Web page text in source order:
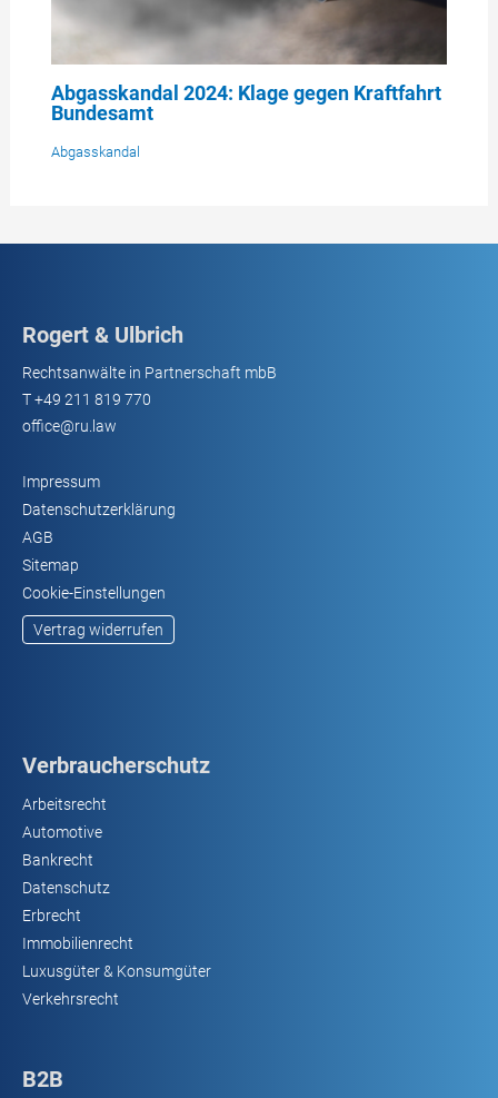
Abgasskandal 2024: Klage gegen Kraftfahrt
Bundesamt
Abgasskandal
Rogert & Ulbrich
Rechtsanwälte in Partnerschaft mbB
T+49 211 819 770
office@ru.law
Impressum
Datenschutzerklärung
AGB
Sitemap
Cookie-Einstellungen
Vertrag widerrufen
Verbraucherschutz
Arbeitsrecht
Automotive
Bankrecht
Datenschutz
Erbrecht
Immobilienrecht
Luxusgüter & Konsumgüter
Verkehrsrecht
B2B